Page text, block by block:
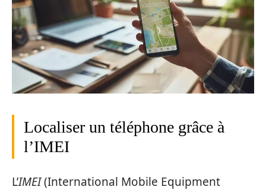
Localiser un téléphone grâce à
l’IMEI
L’IMEI(International Mobile Equipment